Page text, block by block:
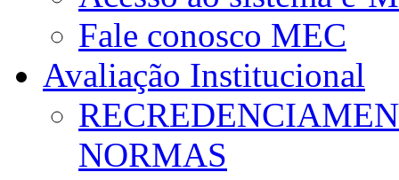
Fale conosco MEC
Avaliação Institucional
NORMAS